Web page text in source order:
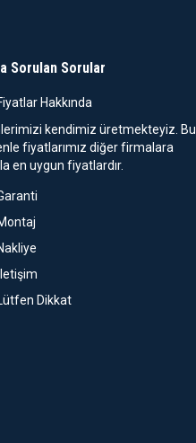
Sorulan Sorular
Hakkında
kendimiz üretmekteyiz. Bu
fiyatlarımız diğer firmalara
en uygun fiyatlardır.
Dikkat